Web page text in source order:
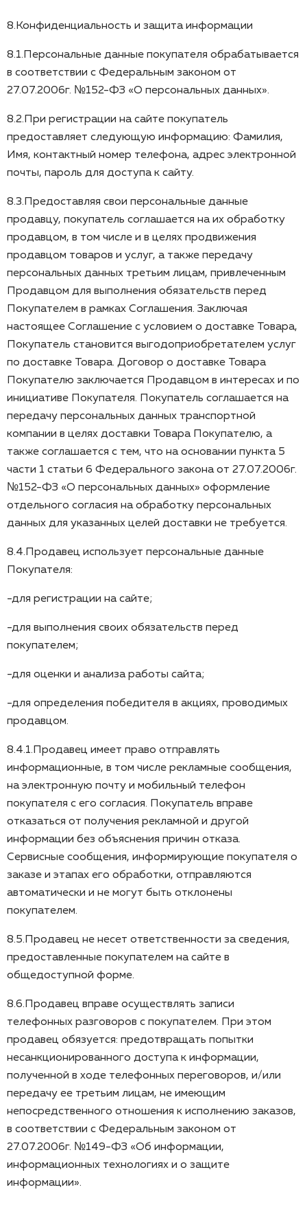
8.Конфиденциальность и защита информации
8.1.Персональные данные покупателя обрабатывается
в соответствии с Федеральным законом от
27.07.2006г. №152-ФЗ «О персональных данных».
8.2.При регистрации на сайте покупатель
предоставляет следующую информацию: Фамилия,
Имя, контактный номер телефона, адрес электронной
почты, пароль для доступа к сайту.
8.3.Предоставляя свои персональные данные
продавцу, покупатель соглашается на их обработку
продавцом, в том числе и в целях продвижения
продавцом товаров и услуг, а также передачу
персональных данных третьим лицам, привлеченным
Продавцом для выполнения обязательств перед
Покупателем в рамках Соглашения. Заключая
настоящее Соглашение с условием о доставке Товара,
Покупатель становится выгодоприобретателем услуг
по доставке Товара. Договор о доставке Товара
Покупателю заключается Продавцом в интересах и по
инициативе Покупателя. Покупатель соглашается на
передачу персональных данных транспортной
компании в целях доставки Товара Покупателю, а
также соглашается с тем, что на основании пункта 5
части 1 статьи 6 Федерального закона от 27.07.2006г.
№152-ФЗ «О персональных данных» оформление
отдельного согласия на обработку персональных
данных для указанных целей доставки не требуется.
8.4.Продавец использует персональные данные
Покупателя:
-для регистрации на сайте;
-для выполнения своих обязательств перед
покупателем;
-для оценки и анализа работы сайта;
-для определения победителя в акциях, проводимых
продавцом.
8.4.1.Продавец имеет право отправлять
информационные, в том числе рекламные сообщения,
на электронную почту и мобильный телефон
покупателя с его согласия. Покупатель вправе
отказаться от получения рекламной и другой
информации без объяснения причин отказа.
Сервисные сообщения, информирующие покупателя о
заказе и этапах его обработки, отправляются
автоматически и не могут быть отклонены
покупателем.
8.5.Продавец не несет ответственности за сведения,
предоставленные покупателем на сайте в
общедоступной форме.
8.6.Продавец вправе осуществлять записи
телефонных разговоров с покупателем. При этом
продавец обязуется: предотвращать попытки
несанкционированного доступа к информации,
полученной в ходе телефонных переговоров, и/или
передачу ее третьим лицам, не имеющим
непосредственного отношения к исполнению заказов,
в соответствии с Федеральным законом от
27.07.2006г. №149-ФЗ «Об информации,
информационных технологиях и о защите
информации».